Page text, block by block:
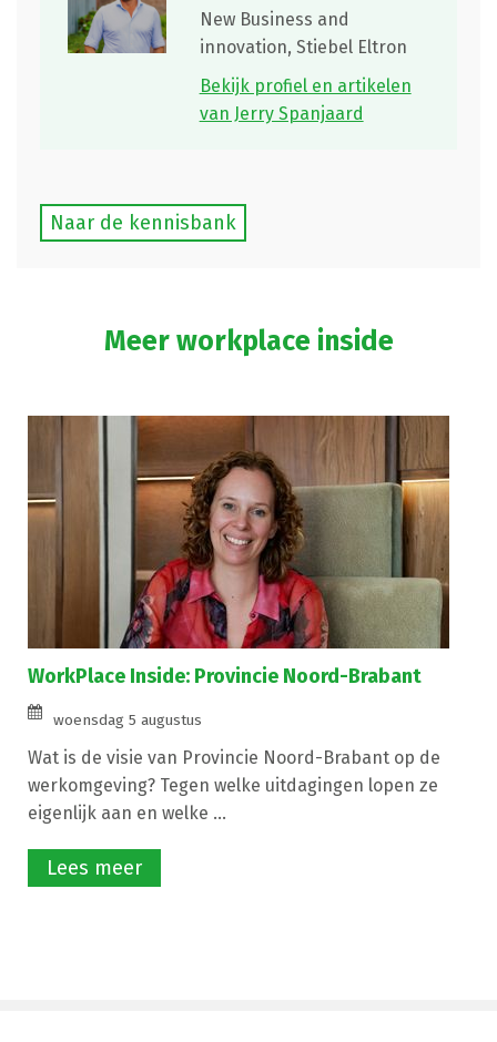
New Business and
innovation, Stiebel Eltron
Bekijk profiel en artikelen
van Jerry Spanjaard
Naar de kennisbank
Meer workplace inside
WorkPlace Inside: Provincie Noord-Brabant
woensdag 5 augustus
Wat is de visie van Provincie Noord-Brabant op de
werkomgeving? Tegen welke uitdagingen lopen ze
eigenlijk aan en welke ...
Lees meer